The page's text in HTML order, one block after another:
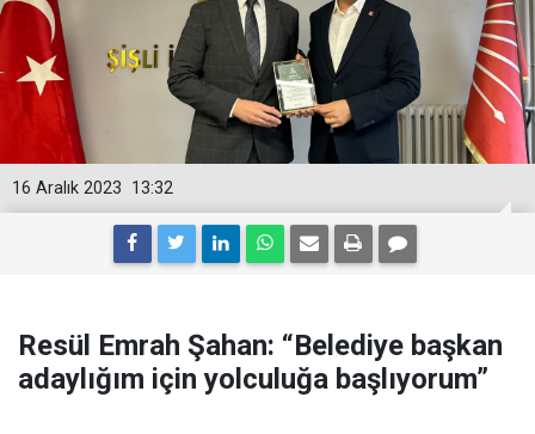
13:32
16 Aralık 2023
Resül Emrah Şahan: “Belediye başkan
adaylığım için yolculuğa başlıyorum”